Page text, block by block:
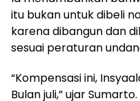
itu bukan untuk dibeli
karena dibangun dan
sesuai peraturan
“Kompensasi ini,
Bulan juli,” ujar Sumarto.